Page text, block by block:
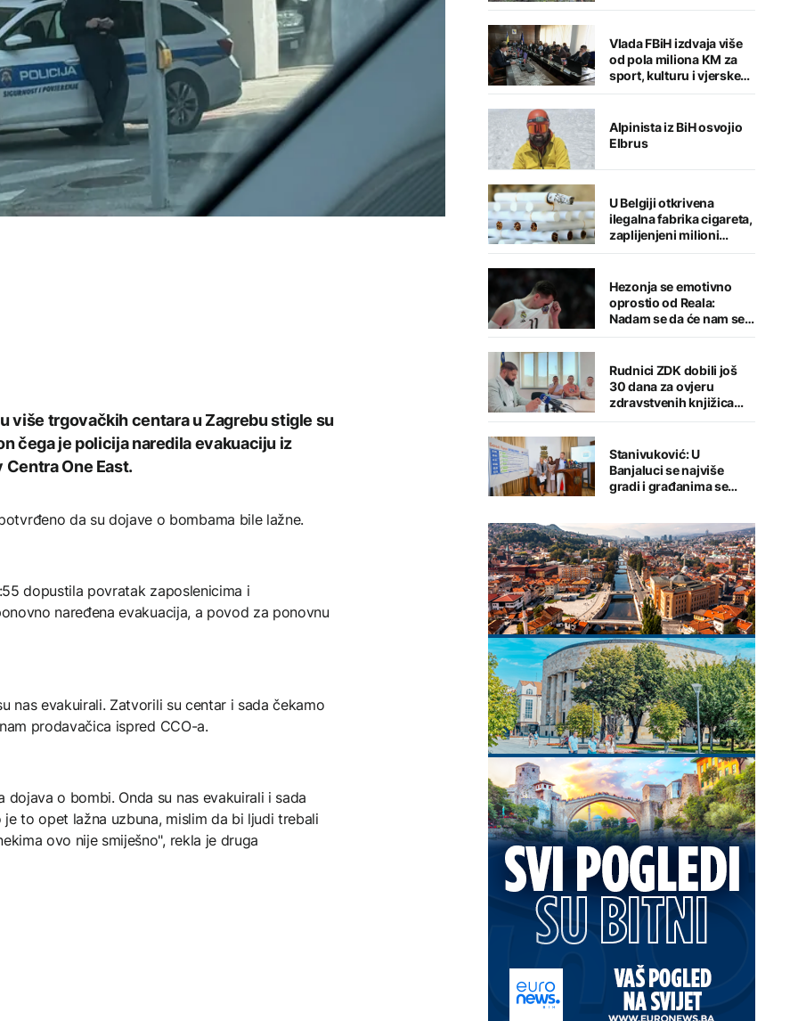
više trgovačkih centara u Zagrebu stigle su
čega je policija naredila evakuaciju iz
Centra One East.
da su dojave o bombama bile lažne.
dopustila povratak zaposlenicima i
naređena evakuacija, a povod za ponovnu
nas evakuirali. Zatvorili su centar i sada čekamo
prodavačica ispred CCO-a.
o bombi. Onda su nas evakuirali i sada
to opet lažna uzbuna, mislim da bi ljudi trebali
ovo nije smiješno", rekla je druga
Vlada FBiH izdvaja više
od pola miliona KM za
sport, kulturu i vjerske
institucije
Alpinista iz BiH osvojio
Elbrus
U Belgiji otkrivena
ilegalna fabrika cigareta,
zaplijenjeni milioni
cigareta i tone duhana
Hezonja se emotivno
oprostio od Reala:
Nadam se da će nam se
putevi ponovo ukrstiti
Rudnici ZDK dobili još
30 dana za ovjeru
zdravstvenih knjižica
zaposlenih
Stanivuković: U
Banjaluci se najviše
gradi i građanima se